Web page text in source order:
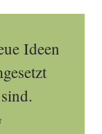
Ideen